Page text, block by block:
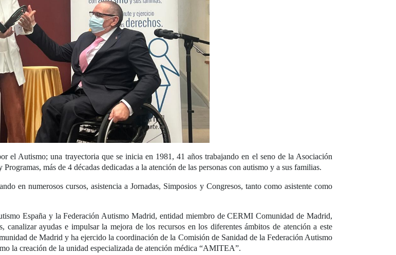
el Autismo; una trayectoria que se inicia en 1981, 41 años trabajando en el seno de la Asociación
más de 4 décadas dedicadas a la atención de las personas con autismo y a sus familias.
en numerosos cursos, asistencia a Jornadas, Simposios y Congresos, tanto como asistente como
España y la Federación Autismo Madrid, entidad miembro de CERMI Comunidad de Madrid,
canalizar ayudas e impulsar la mejora de los recursos en los diferentes ámbitos de atención a este
de Madrid y ha ejercido la coordinación de la Comisión de Sanidad de la Federación Autismo
la creación de la unidad especializada de atención médica “AMITEA”.